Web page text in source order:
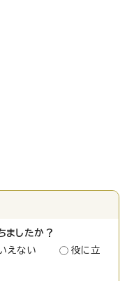
ましたか？
えない
役に立